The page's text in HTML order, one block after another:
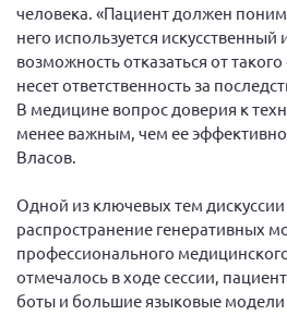
Третий съезд
Четвертый съезд
Пятый съезд
Шестой съезд
ОФ «Фонд содействия
склерозом»
Новости: Казахстан
Письма и официальные
Нормативно-правовые
человека. «Пациент должен
него используется искусственный
возможность отказаться от
несет ответственность за
В медицине вопрос доверия к
менее важным, чем ее
Власов.
Одной из ключевых тем
распространение генеративных
профессионального
отмечалось в ходе сессии,
боты и большие языковые модели